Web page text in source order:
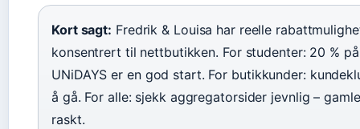
Kort sagt: Fredrik & Louisa har reelle
konsentrert til nettbutikken. For studenter: 20 %
UNiDAYS er en god start. For butikkunder:
å gå. For alle: sjekk aggregatorsider jevnlig –
raskt.